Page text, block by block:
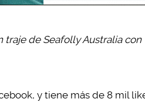
traje de Seafolly Australia con
y tiene más de 8 mil